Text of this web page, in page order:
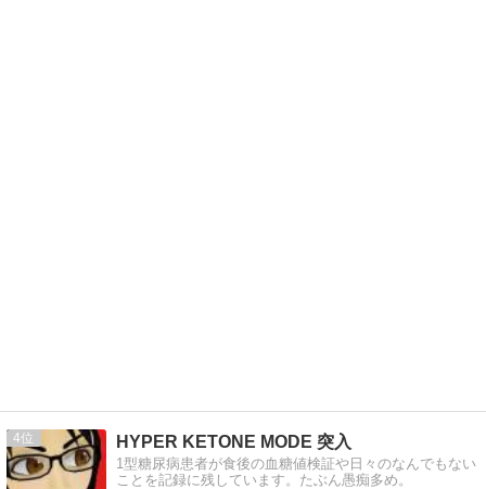
4 HYPER KETONE MODE 突入
1型糖尿病患者が食後の血糖値検証や日々のなんでもない
ことを記録に残しています。たぶん愚痴多め。